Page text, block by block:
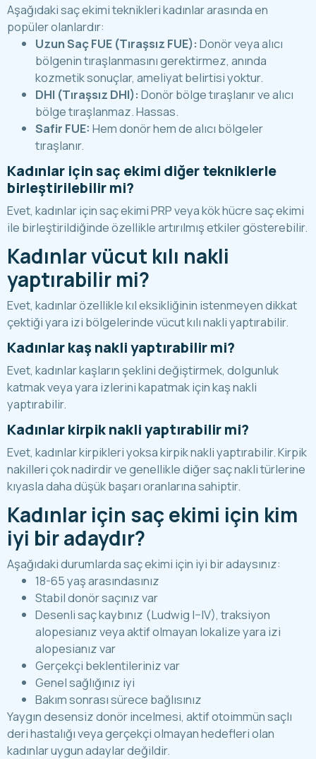
Aşağıdaki saç ekimi teknikleri kadınlar arasında en
popüler olanlardır:
Uzun Saç FUE (Tıraşsız FUE): Donör veya alıcı
bölgenin tıraşlanmasını gerektirmez, anında
kozmetik sonuçlar, ameliyat belirtisi yoktur.
DHI (Tıraşsız DHI): Donör bölge tıraşlanır ve alıcı
bölge tıraşlanmaz. Hassas.
Safir FUE: Hem donör hem de alıcı bölgeler
tıraşlanır.
Kadınlar için saç ekimi diğer tekniklerle
birleştirilebilir mi?
Evet, kadınlar için saç ekimi PRP veyakök hücre saç ekimi
ile birleştirildiğinde özellikle artırılmış etkiler gösterebilir.
Kadınlar vücut kılı nakli
yaptırabilir mi?
Evet, kadınlar özellikle kıl eksikliğinin istenmeyen dikkat
çektiği yara izi bölgelerinde vücut kılı nakli yaptırabilir.
Kadınlar kaş nakli yaptırabilir mi?
Evet, kadınlar kaşların şeklini değiştirmek, dolgunluk
katmak veya yara izlerini kapatmak içinkaş nakli
yaptırabilir.
Kadınlar kirpik nakli yaptırabilir mi?
Evet, kadınlar kirpikleri yoksa kirpik nakli yaptırabilir. Kirpik
nakilleri çok nadirdir ve genellikle diğer saç nakli türlerine
kıyasla daha düşük başarı oranlarına sahiptir.
Kadınlar için saç ekimi için kim
iyi bir adaydır?
Aşağıdaki durumlarda saç ekimi için iyi bir adaysınız:
18-65 yaş arasındasınız
Stabil donör saçınız var
Desenli saç kaybınız (Ludwig I–IV), traksiyon
alopesianız veya aktif olmayan lokalize yara izi
alopesianız var
Gerçekçi beklentileriniz var
Genel sağlığınız iyi
Bakım sonrası sürece bağlısınız
Yaygın desensiz donör incelmesi, aktif otoimmün saçlı
deri hastalığı veya gerçekçi olmayan hedefleri olan
kadınlar uygun adaylar değildir.